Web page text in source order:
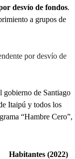
desvío de fondos.
a grupos de
por desvío de
gobierno de Santiago
Itaipú y todos los
“Hambre Cero”,
Habitantes (2022)